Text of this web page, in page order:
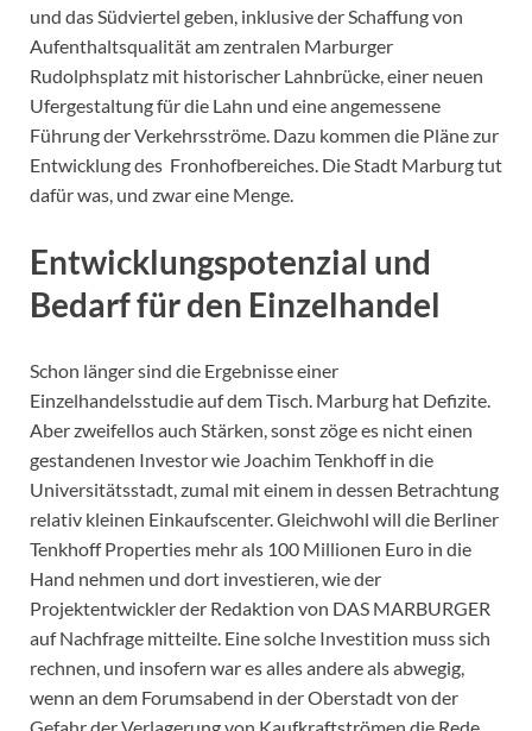
und das Südviertel geben, inklusive der Schaffung von
Aufenthaltsqualität am zentralen Marburger
Rudolphsplatz mit historischer Lahnbrücke, einer neuen
Ufergestaltung für die Lahn und eine angemessene
Führung der Verkehrsströme. Dazu kommen die Pläne zur
Entwicklung des Fronhofbereiches. Die Stadt Marburg tut
dafür was, und zwar eine Menge.
Entwicklungspotenzial und
Bedarf für den Einzelhandel
Schon länger sind die Ergebnisse einer
Einzelhandelsstudie auf dem Tisch. Marburg hat Defizite.
Aber zweifellos auch Stärken, sonst zöge es nicht einen
gestandenen Investor wie Joachim Tenkhoff in die
Universitätsstadt, zumal mit einem in dessen Betrachtung
relativ kleinen Einkaufscenter. Gleichwohl will die Berliner
Tenkhoff Properties mehr als 100 Millionen Euro in die
Hand nehmen und dort investieren, wie der
Projektentwickler der Redaktion von DAS MARBURGER
auf Nachfrage mitteilte. Eine solche Investition muss sich
rechnen, und insofern war es alles andere als abwegig,
wenn an dem Forumsabend in der Oberstadt von der